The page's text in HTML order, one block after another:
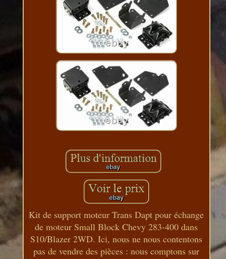
Kit de support moteur Trans Dapt pour échange
de moteur Small Block Chevy 283-400 dans
S10/Blazer 2WD. Ici, nous ne nous contentons
pas de vendre des pièces : nous comptons sur